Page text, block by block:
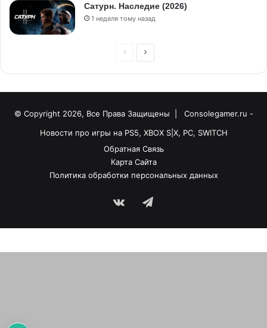
Сатурн. Наследие (2026)
1 неделя тому назад
© Copyright 2026, Все Права Защищены |
Consolegamer.ru -
Новости про игры на PS5, XBOX S|X, PC, SWITCH
Обратная Связь
Карта Сайта
Политика обработки персональных данных